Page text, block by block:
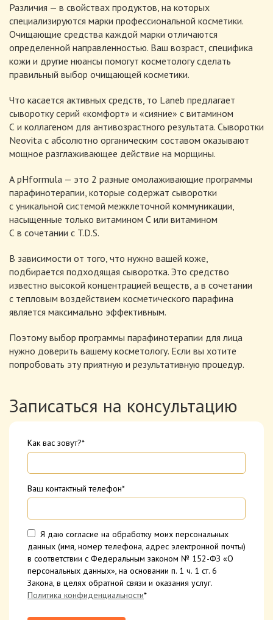
Различия — в свойствах продуктов, на которых
специализируются марки профессиональной косметики.
Очищающие средства каждой марки отличаются
определенной направленностью. Ваш возраст, специфика
кожи и другие нюансы помогут косметологу сделать
правильный выбор очищающей косметики.
Что касается активных средств, то Laneb предлагает
сыворотку серий «комфорт» и «сияние» с витамином
С и коллагеном для антивозрастного результата. Сыворотки
Neovita с абсолютно органическим составом оказывают
мощное разглаживающее действие на морщины.
А pHformula — это 2 разные омолаживающие программы
парафинотерапии, которые содержат сыворотки
с уникальной системой межклеточной коммуникации,
насыщенные только витамином С или витамином
С в сочетании с T.D.S.
В зависимости от того, что нужно вашей коже,
подбирается подходящая сыворотка. Это средство
известно высокой концентрацией веществ, а в сочетании
с тепловым воздействием косметического парафина
является максимально эффективным.
Поэтому выбор программы парафинотерапии для лица
нужно доверить вашему косметологу. Если вы хотите
попробовать эту приятную и результативную процедур.
Записаться на консультацию
Как вас зовут?*
Ваш контактный телефон*
Я даю согласие на обработку моих персональных
данных (имя, номер телефона, адрес электронной почты)
в соответствии с Федеральным законом № 152-ФЗ «О
персональных данных», на основании п. 1 ч. 1 ст. 6
Закона, в целях обратной связи и оказания услуг.
Политика конфиденциальности*